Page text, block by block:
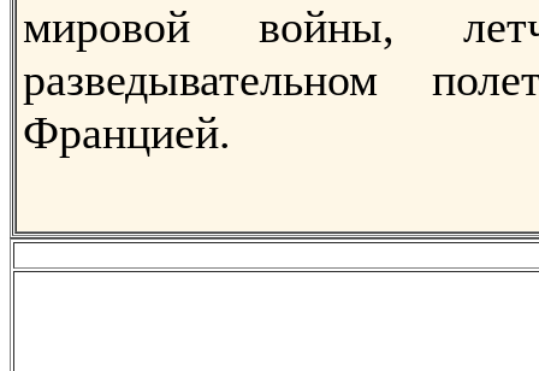
мировой войны,
разведывательном
Францией.